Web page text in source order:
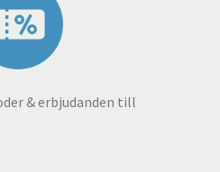
& erbjudanden till